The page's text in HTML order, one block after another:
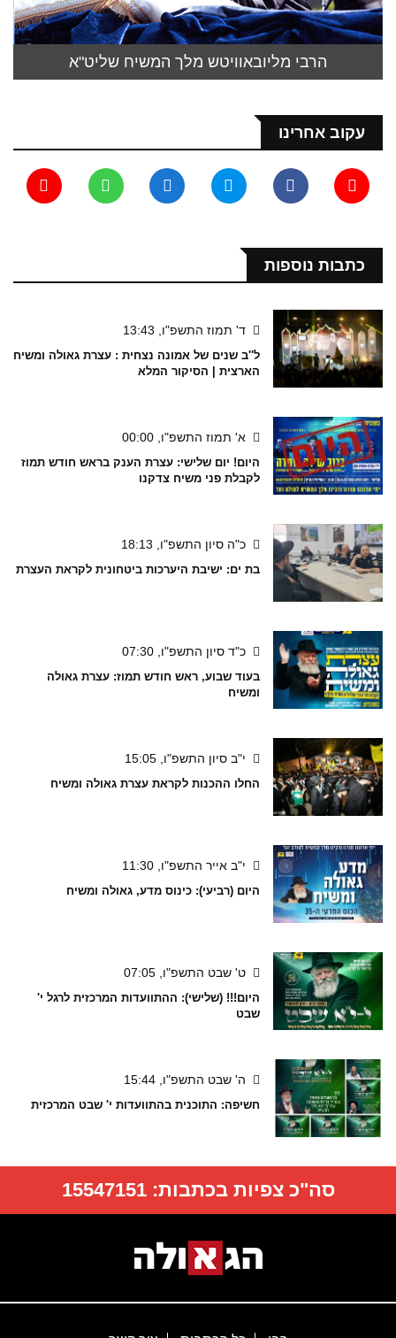
הרבי מליובאוויטש מלך המשיח שליט"א
עקוב אחרינו
כתבות נוספות
ד' תמוז התשפ"ו, 13:43
ל''ב שנים של אמונה נצחית : עצרת גאולה ומשיח
הארצית | הסיקור המלא
א' תמוז התשפ"ו, 00:00
היום! יום שלישי: עצרת הענק בראש חודש תמוז
לקבלת פני משיח צדקנו
כ"ה סיון התשפ"ו, 18:13
בת ים: ישיבת היערכות ביטחונית לקראת העצרת
כ"ד סיון התשפ"ו, 07:30
בעוד שבוע, ראש חודש תמוז: עצרת גאולה
ומשיח
י"ב סיון התשפ"ו, 15:05
החלו ההכנות לקראת עצרת גאולה ומשיח
י"ב אייר התשפ"ו, 11:30
היום (רביעי): כינוס מדע, גאולה ומשיח
ט' שבט התשפ"ו, 07:05
היום!!! (שלישי): ההתוועדות המרכזית לרגל י'
שבט
ה' שבט התשפ"ו, 15:44
חשיפה: התוכנית בהתוועדות י' שבט המרכזית
סה"כ צפיות בכתבות:15547151